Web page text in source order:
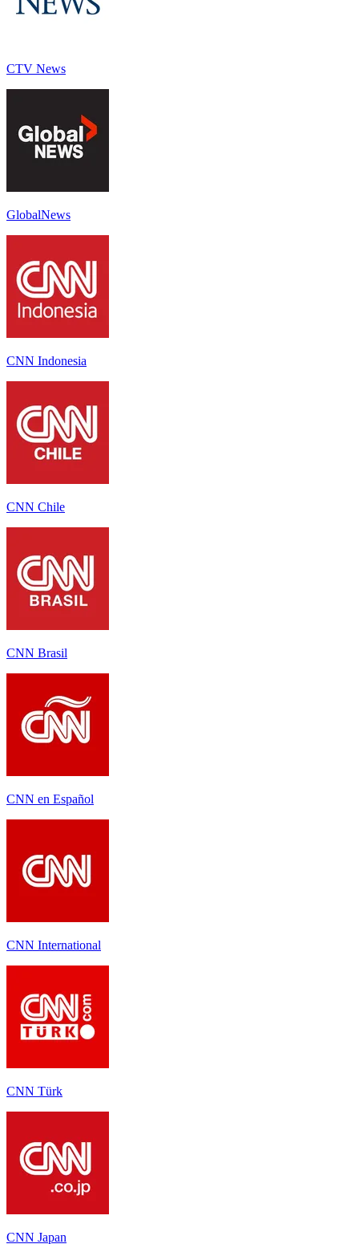
CTV News
GlobalNews
CNN Indonesia
CNN Chile
CNN Brasil
CNN en Español
CNN International
CNN Türk
CNN Japan